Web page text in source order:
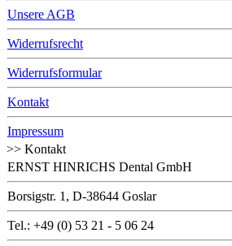
Unsere AGB
Widerrufsrecht
Widerrufsformular
Kontakt
Impressum
>> Kontakt
ERNST HINRICHS Dental GmbH
Borsigstr. 1, D-38644 Goslar
Tel.: +49 (0) 53 21 - 5 06 24